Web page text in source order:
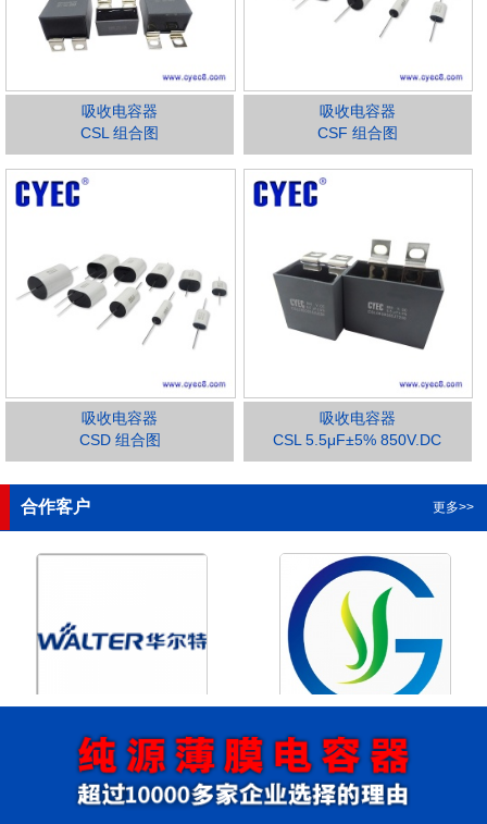
吸收电容器
CSL 组合图
吸收电容器
CSF 组合图
吸收电容器
CSD 组合图
吸收电容器
CSL 5.5μF±5% 850V.DC
合作客户 更多>>
浙江华尔特机电股份有限公
司
浙江格瑶科技股份有限公司